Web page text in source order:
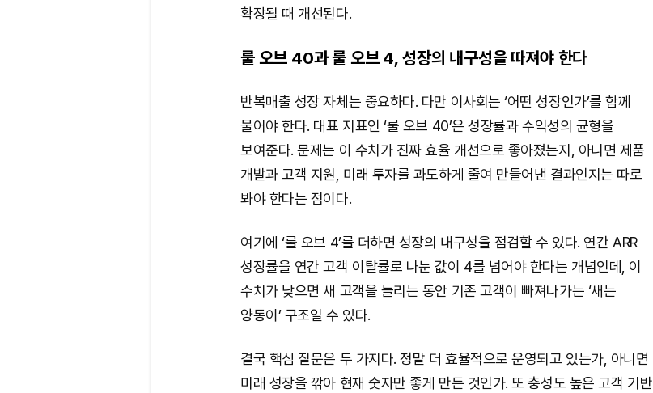
확장될 때 개선된다.
룰 오브 40과 룰 오브 4, 성장의 내구성을 따져야 한다
반복매출 성장 자체는 중요하다. 다만 이사회는 ‘어떤 성장인가’를 함께
물어야 한다. 대표 지표인 ‘룰 오브 40’은 성장률과 수익성의 균형을
보여준다. 문제는 이 수치가 진짜 효율 개선으로 좋아졌는지, 아니면 제품
개발과 고객 지원, 미래 투자를 과도하게 줄여 만들어낸 결과인지는 따로
봐야 한다는 점이다.
여기에 ‘룰 오브 4’를 더하면 성장의 내구성을 점검할 수 있다. 연간 ARR
성장률을 연간 고객 이탈률로 나눈 값이 4를 넘어야 한다는 개념인데, 이
수치가 낮으면 새 고객을 늘리는 동안 기존 고객이 빠져나가는 ‘새는
양동이’ 구조일 수 있다.
결국 핵심 질문은 두 가지다. 정말 더 효율적으로 운영되고 있는가, 아니면
미래 성장을 깎아 현재 숫자만 좋게 만든 것인가. 또 충성도 높은 고객 기반